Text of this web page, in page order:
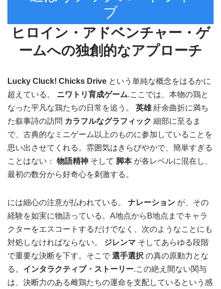
ブ
ヒロイン・アドベンチャー・ゲ
ームへの独創的なアプローチ
Lucky Cluck! Chicks Drive という単純な概念をはるかに
超えている。 ニワトリ育成ゲーム.ここでは、本物の鶏と
なった平凡な鶏たちの日常を追う。 英雄紆余曲折に満ち
た叙事詩の訪問 カラフルなグラフィック 細部に至るま
で、古典的なミニゲーム以上のものに参加していることを
思い出させてくれる。雰囲気はきらびやかで、簡単すぎる
ことはない： 物語精神 そして 脚本が各レベルに混在し、
最初の数分から好奇心を刺激する。
には細心の注意が払われている。 ナレーション が、その
経験を如実に物語っている。A地点からB地点までキャラ
クターをエスコートするだけでなく、次のようなことにも
対処しなければならない。 ジレンマ そしてあらゆる段階
で重要な決断を下す。そこで 選手選択 の真の原動力とな
る。 インタラクティブ・ストーリー.この絶え間ない関与
は、決断力のある雌鶏たちの運命を支配しているという感